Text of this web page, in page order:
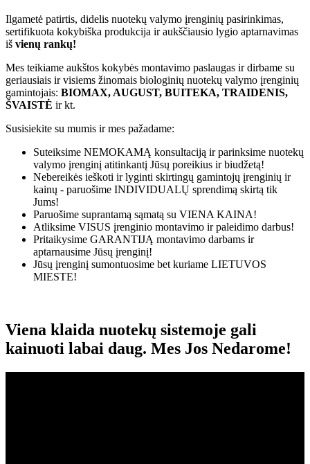
Ilgametė patirtis, didelis nuotekų valymo įrenginių pasirinkimas,
sertifikuota kokybiška produkcija ir aukščiausio lygio aptarnavimas
iš vienų rankų!
Mes teikiame aukštos kokybės montavimo paslaugas ir dirbame su
geriausiais ir visiems žinomais biologinių nuotekų valymo įrenginių
gamintojais: BIOMAX, AUGUST, BUITEKA, TRAIDENIS,
ŠVAISTĖ ir kt.
Susisiekite su mumis ir mes pažadame:
Suteiksime NEMOKAMĄ konsultaciją ir parinksime nuotekų
valymo įrenginį atitinkantį Jūsų poreikius ir biudžetą!
Nebereikės ieškoti ir lyginti skirtingų gamintojų įrenginių ir
kainų - paruošime INDIVIDUALŲ sprendimą skirtą tik
Jums!
Paruošime suprantamą sąmatą su VIENA KAINA!
Atliksime VISUS įrenginio montavimo ir paleidimo darbus!
Pritaikysime GARANTIJĄ montavimo darbams ir
aptarnausime Jūsų įrenginį!
Jūsų įrenginį sumontuosime bet kuriame LIETUVOS
MIESTE!
Viena klaida nuotekų sistemoje gali
kainuoti labai daug. Mes Jos Nedarome!